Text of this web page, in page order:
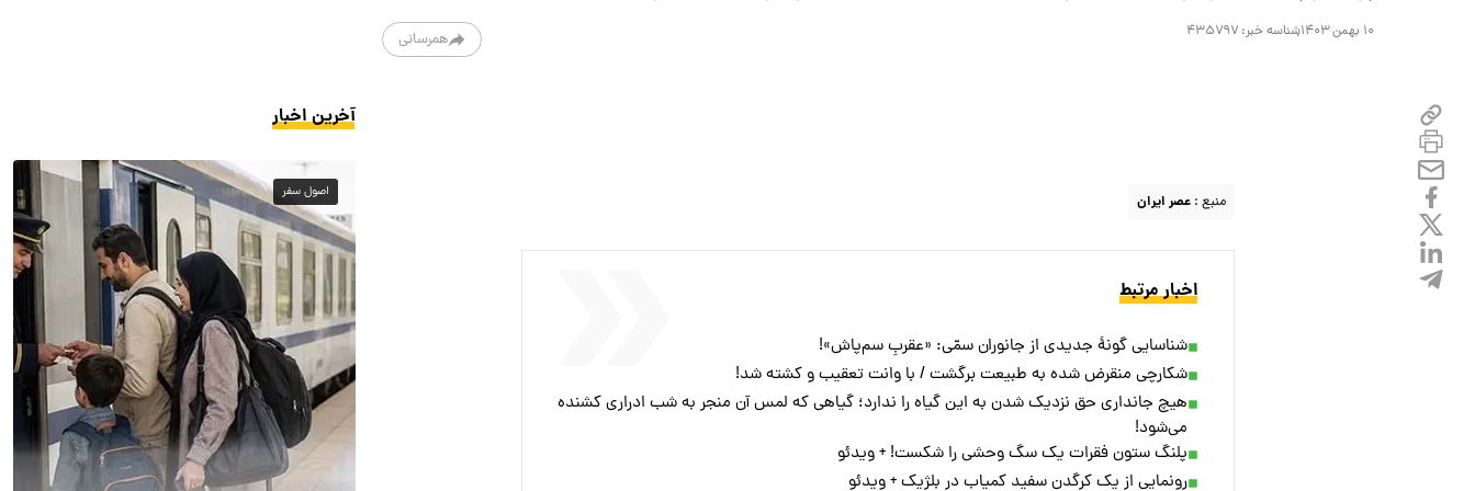
۱۰ بهمن ۱۴۰۳ شناسه خبر: ۴۳۵۷۹۷ همرسانی
منبع : عصر ایران
اخبار مرتبط
شناسایی گونۀ جدیدی از جانوران سمّی: «عقربِ سم‌پاش»!
شکارچی منقرض شده به طبیعت برگشت / با وانت تعقیب و کشته شد!
هیچ جانداری حق نزدیک شدن به این گیاه را ندارد؛ گیاهی که لمس آن منجر به شب ادراری کشنده
می‌شود!
پلنگ ستون فقرات یک سگ وحشی را شکست! + ویدئو
رونمایی از یک کرگدن سفید کمیاب در بلژیک + ویدئو
آخرین اخبار
اصول سفر